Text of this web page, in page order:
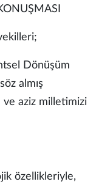
Dönüşüm
almış
ve aziz milletimizi
özellikleriyle,